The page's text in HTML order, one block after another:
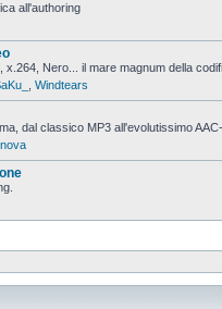
all'authoring
x.264, Nero... il mare magnum della
Windtears
dal classico MP3 all'evolutissimo